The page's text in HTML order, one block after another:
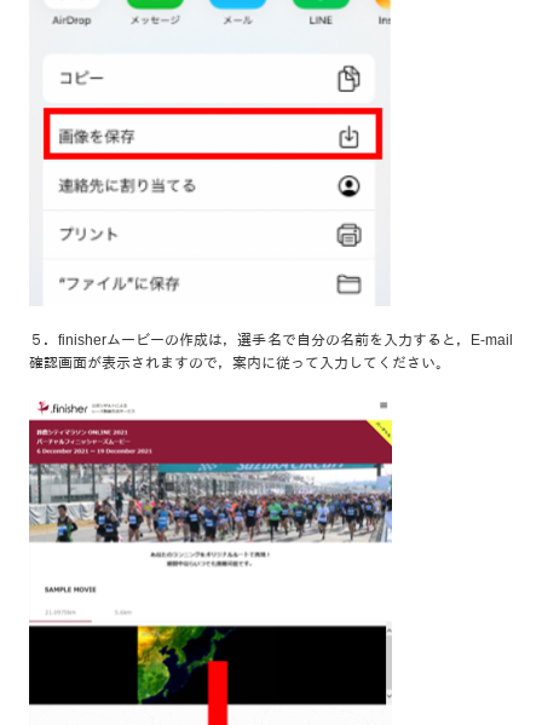
５．finisherムービーの作成は，選手名で自分の名前を入力すると，E-mail
確認画面が表示されますので，案内に従って入力してください。